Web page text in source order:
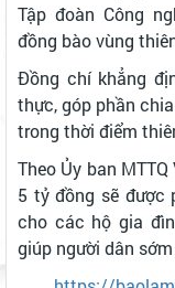
Tập đoàn Công
đồng bào vùng
Đồng chí khẳng
thực, góp phần
trong thời điểm
Theo Ủy ban
5 tỷ đồng sẽ được
cho các hộ gia
giúp người dân